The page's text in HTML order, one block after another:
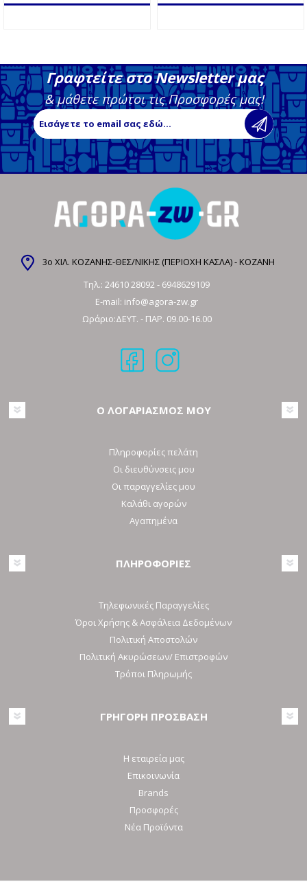
Γραφτείτε στο Newsletter μας
& μάθετε πρώτοι τις Προσφορές μας!
3ο ΧΙΛ. ΚΟΖΑΝΗΣ-ΘΕΣ/ΝΙΚΗΣ (ΠΕΡΙΟΧΗ ΚΑΣΛΑ) - ΚΟΖΑΝΗ
Τηλ.: 24610 28092- 6948629109
E-mail: info@agora-zw.gr
Ωράριο:ΔΕΥΤ. - ΠΑΡ. 09.00-16.00
Ο ΛΟΓΑΡΙΑΣΜΟΣ ΜΟΥ
Πληροφορίες πελάτη
Οι διευθύνσεις μου
Οι παραγγελίες μου
Καλάθι αγορών
Αγαπημένα
ΠΛΗΡΟΦΟΡΙΕΣ
Τηλεφωνικές Παραγγελίες
Όροι Χρήσης & Ασφάλεια Δεδομένων
Πολιτική Αποστολών
Πολιτική Ακυρώσεων/ Επιστροφών
Τρόποι Πληρωμής
ΓΡΗΓΟΡΗ ΠΡΟΣΒΑΣΗ
Η εταιρεία μας
Επικοινωνία
Brands
Προσφορές
Νέα Προϊόντα